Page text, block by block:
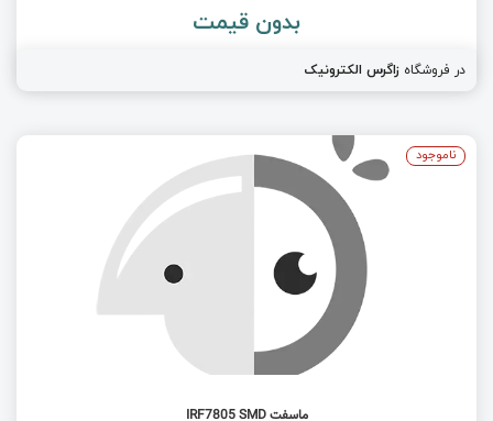
بدون قیمت
در فروشگاه زاگرس الکترونیک
ماسفت IRF7805 SMD
ناموجود